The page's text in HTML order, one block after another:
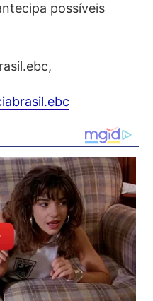
possíveis